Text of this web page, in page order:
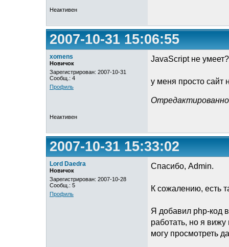
Неактивен
2007-10-31 15:06:55
xomens
Новичок
Зарегистрирован: 2007-10-31
Сообщ.: 4
Профиль
JavaScript не умеет?
у меня просто сайт
Отредактированно
Неактивен
2007-10-31 15:33:02
Lord Daedra
Новичок
Зарегистрирован: 2007-10-28
Сообщ.: 5
Профиль
Спасибо, Admin.
К сожалению, есть
Я добавил php-код
работать, но я
могу просмотреть